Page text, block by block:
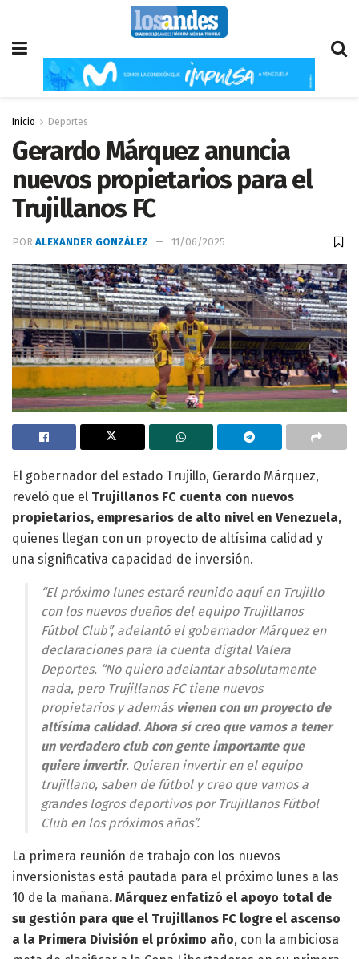
Inicio Deportes
Gerardo Márquez anuncia
nuevos propietarios para el
Trujillanos FC
POR ALEXANDER GONZÁLEZ 11/06/2025
El gobernador del estado Trujillo, Gerardo Márquez,
reveló que el Trujillanos FC cuenta con nuevos
propietarios, empresarios de alto nivel en Venezuela,
quienes llegan con un proyecto de altísima calidad y
una significativa capacidad de inversión.
“El próximo lunes estaré reunido aquí en Trujillo
con los nuevos dueños del equipo Trujillanos
Fútbol Club”, adelantó el gobernador Márquez en
declaraciones para la cuenta digital Valera
Deportes. “No quiero adelantar absolutamente
nada, pero Trujillanos FC tiene nuevos
propietarios y además vienen con un proyecto de
altísima calidad. Ahora sí creo que vamos a tener
un verdadero club con gente importante que
quiere invertir. Quieren invertir en el equipo
trujillano, saben de fútbol y creo que vamos a
grandes logros deportivos por Trujillanos Fútbol
Club en los próximos años”.
La primera reunión de trabajo con los nuevos
inversionistas está pautada para el próximo lunes a las
10 de la mañana. Márquez enfatizó el apoyo total de
su gestión para que el Trujillanos FC logre el ascenso
a la Primera División el próximo año, con la ambiciosa